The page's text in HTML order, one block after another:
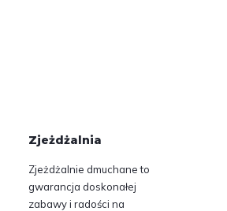
Zjeżdżalnia
Zjeżdżalnie dmuchane to
gwarancja doskonałej
zabawy i radości na